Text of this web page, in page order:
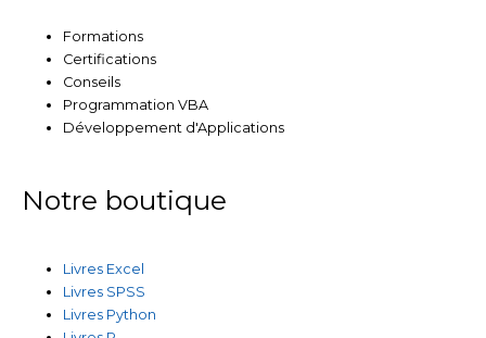
Formations
Certifications
Conseils
Programmation VBA
Développement d'Applications
Notre boutique
Livres Excel
Livres SPSS
Livres Python